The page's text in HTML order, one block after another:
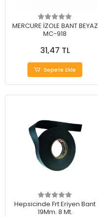
MERCURE İZOLE BANT BEYAZ
MC-918
31,47 TL
Sepete Ekle
Hepsicinde Frt Eriyen Bant
19Mm. 8 Mt.